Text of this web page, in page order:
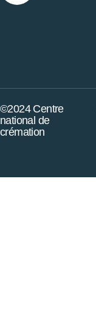
©2024 Centre
national de
crémation